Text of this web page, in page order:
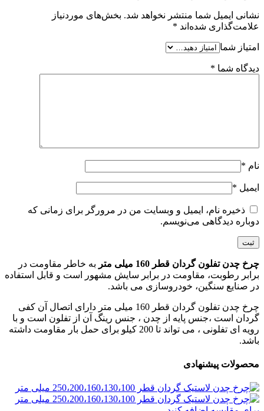
نشانی ایمیل شما منتشر نخواهد شد. بخش‌های موردنیاز
علامت‌گذاری شده‌اند *
امتیاز شما
دیدگاه شما *
نام *
ایمیل *
ذخیره نام، ایمیل و وبسایت من در مرورگر برای زمانی که
دوباره دیدگاهی می‌نویسم.
چرخ چدن تفلون گردان قطر 160 میلی متر
به خاطر مقاومت در
برابر رطوبت، مقاومت در برابر سایش مشهور است و قابل استفاده
در صنایع سنگین، خودروسازی می باشد.
چرخ چدن تفلون گردان قطر 160 میلی متر دارای اتصال آن کفی
گردان است ،جنس پایه از چدن ، جنس رینگ آن از تفلون است و با
رویه ای تفلونی ، می تواند تا 200 کیلو برای حمل بار مقاومت داشته
باشد.
محصولات پیشنهادی